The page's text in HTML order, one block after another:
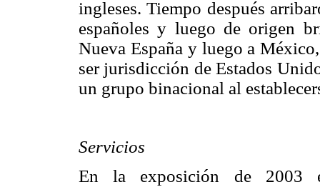
ingleses. Tiempo después
españoles y luego de origen
Nueva España y luego a
ser jurisdicción de Estados
un grupo binacional al
Servicios
En la exposición de 2003